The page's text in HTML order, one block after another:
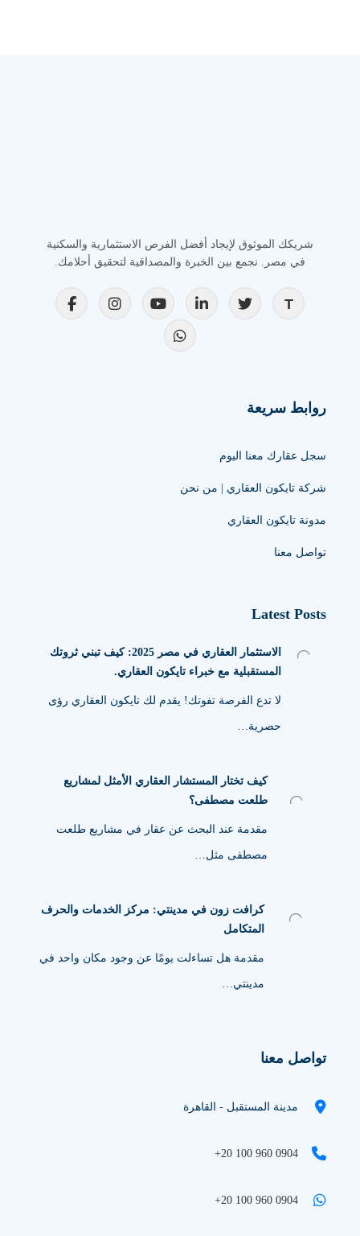
شريكك الموثوق لإيجاد أفضل الفرص الاستثمارية والسكنية
في مصر. نجمع بين الخبرة والمصداقية لتحقيق أحلامك.
روابط سريعة
سجل عقارك معنا اليوم
شركة تايكون العقاري | من نحن
مدونة تايكون العقاري
تواصل معنا
Latest Posts
الاستثمار العقاري في مصر 2025: كيف تبني ثروتك
المستقبلية مع خبراء تايكون العقاري.
لا تدع الفرصة تفوتك! يقدم لك تايكون العقاري رؤى
حصرية…
كيف تختار المستشار العقاري الأمثل لمشاريع
طلعت مصطفى؟
مقدمة عند البحث عن عقار في مشاريع طلعت
مصطفى مثل…
كرافت زون في مدينتي: مركز الخدمات والحرف
المتكامل
مقدمة هل تساءلت يومًا عن وجود مكان واحد في
مدينتي…
تواصل معنا
مدينة المستقبل - القاهرة
+20 100 960 0904
+20 100 960 0904